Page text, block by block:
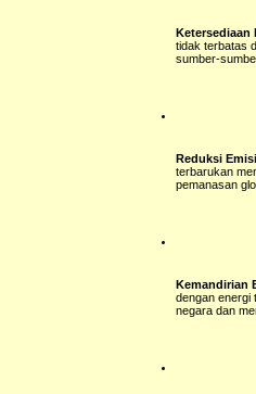
Ketersediaan
tidak terbatas
sumber-
Reduksi
terbarukan
pemanasan
Kemandirian
dengan energi
negara dan